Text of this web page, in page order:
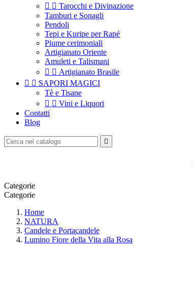
  Tarocchi e Divinazione
Tamburi e Sonagli
Pendoli
Tepi e Kuripe per Rapé
Piume cerimoniali
Artigianato Oriente
Amuleti e Talismani
  Artigianato Brasile
  SAPORI MAGICI
Tè e Tisane
  Vini e Liquori
Contatti
Blog

Categorie
Categorie
Home
NATURA
Candele e Portacandele
Lumino Fiore della Vita alla Rosa